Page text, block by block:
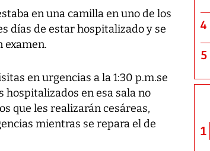
en una camilla en uno de los
días de estar hospitalizado y se
examen.
en urgencias a la 1:30 p.m.se
hospitalizados en esa sala no
que les realizarán cesáreas,
mientras se repara el de
4
5
1